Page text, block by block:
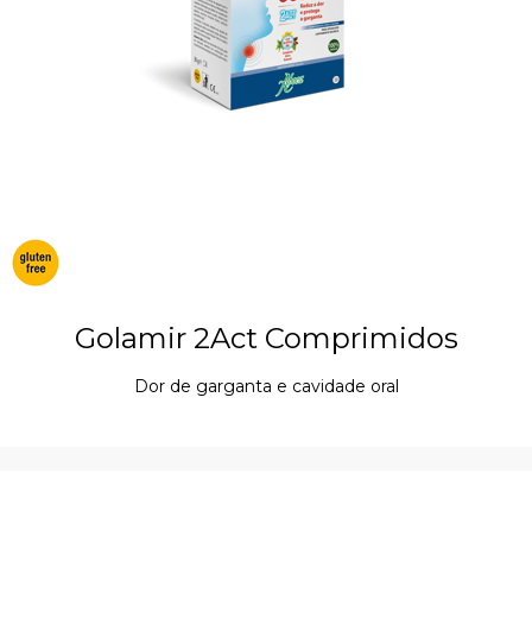
Golamir 2Act Comprimidos
Dor de garganta e cavidade oral